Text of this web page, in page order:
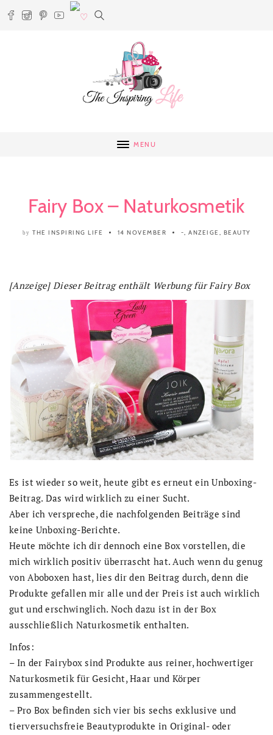
MENU
Fairy Box – Naturkosmetik
by THE INSPIRING LIFE 14 NOVEMBER -, ANZEIGE , BEAUTY
[Anzeige] Dieser Beitrag enthält Werbung für Fairy Box
Es ist wieder so weit, heute gibt es erneut ein Unboxing-
Beitrag. Das wird wirklich zu einer Sucht.
Aber ich verspreche, die nachfolgenden Beiträge sind
keine Unboxing-Berichte.
Heute möchte ich dir dennoch eine Box vorstellen, die
mich wirklich positiv überrascht hat. Auch wenn du genug
von Aboboxen hast, lies dir den Beitrag durch, denn die
Produkte gefallen mir alle und der Preis ist auch wirklich
gut und erschwinglich. Noch dazu ist in der Box
ausschließlich Naturkosmetik enthalten.
Infos:
– In der Fairybox sind Produkte aus reiner, hochwertiger
Naturkosmetik für Gesicht, Haar und Körper
zusammengestellt.
– Pro Box befinden sich vier bis sechs exklusive und
tierversuchsfreie Beautyprodukte in Original- oder